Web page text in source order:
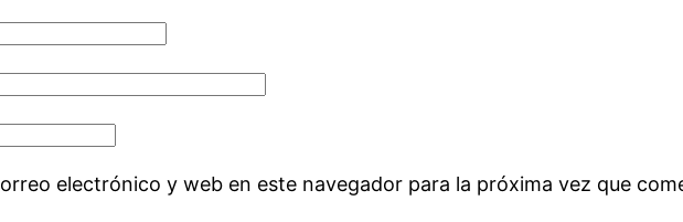
electrónico y web en este navegador para la próxima vez que